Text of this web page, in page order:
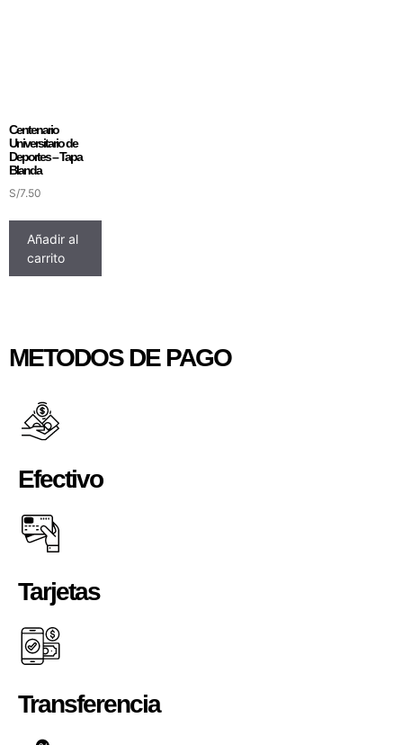
Centenario
Universitario de
Deportes – Tapa
Blanda
S/7.50
Añadir al
carrito
METODOS DE PAGO
Efectivo
Tarjetas
Transferencia